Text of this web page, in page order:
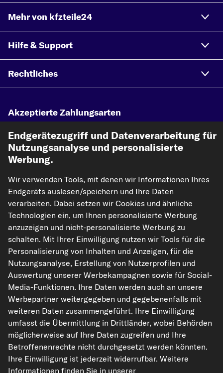
Mehr von kfzteile24
Hilfe & Support
Rechtliches
Akzeptierte Zahlungsarten
Unsere Versandpartner
kfzteile24.de carpardoo.nl
carpardoo.fr
carpardoo.dk
Die hier dargestellten Daten, insbesondere die gesamte Datenbank, dürfen
nicht vervielfältigt werden. Die Vervielfältigung und Verbreitung der Daten und
Einbeziehung Dritter in solche Aktivitäten ist streng verboten. Jegliche
unautorisierte Nutzung von Inhalten stellt eine Verletzung des Urheberrechts
Endgerätezugriff und Datenverarbeitung für
Nutzungsanalyse und personalisierte
Werbung.
Wir verwenden Tools, mit denen wir Informationen Ihres
Endgeräts auslesen/speichern und Ihre Daten
verarbeiten. Dabei setzen wir Cookies und ähnliche
Technologien ein, um Ihnen personalisierte Werbung
anzuzeigen und nicht-personalisierte Werbung zu
schalten. Mit Ihrer Einwilligung nutzen wir Tools für die
Personalisierung von Inhalten und Anzeigen, für die
Nutzungsanalyse, Erstellung von Nutzerprofilen und
Auswertung unserer Werbekampagnen sowie für Social-
Media-Funktionen. Ihre Daten werden auch an unsere
Werbepartner weitergegeben und gegebenenfalls mit
weiteren Daten zusammengeführt. Ihre Einwilligung
umfasst die Übermittlung in Drittländer, wobei Behörden
möglicherweise auf Ihre Daten zugreifen und Ihre
Betroffenenrechte nicht durchgesetzt werden könnten.
Ihre Einwilligung ist jederzeit widerrufbar. Weitere
Informationen finden Sie in unserer